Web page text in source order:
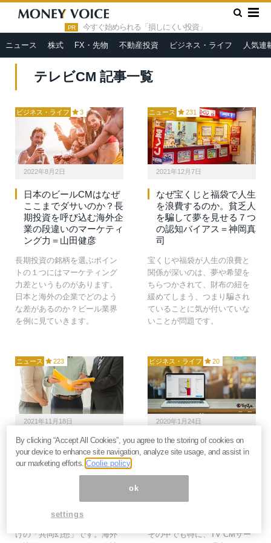
PR 今すぐ始められる「損しにくい投資」
ニュース 株式 FX・先物 不動産投資 ビジネス・ライフ 人気連
HOME » テレビCM
テレビCM 記事一覧
ビジネス・ライフ 3
2022年8月2日
日本のビールCMはなぜ
ここまでダサいのか？長
期投資を呼び込む海外企
業の段違いのマーケティ
ング力＝山田健彦
長期投資の銘柄を選ぶポイン
トの１つにはマーケティング
力差というものがあります。
日本と海外の企業でどのよう
な差があるのか？ビール業界
を例に見ていきます。
ニュース 231
2021年12月7日
なぜ宝くじと福袋で人生
を浪費するのか。貧乏人
を騙して夢を見せる７つ
の認知バイアス＝神岡真
司
宝くじや福袋が人生の浪費と
関係が深いのは、夢や希望を
ちらつかされて、財布の紐を
緩めてしまう、つまり騙され
ていることに気が付いていな
いことが問題です。
ニュース 223
2021年11月18日
無駄の塊「生命保険」な
ぜ欧米より3倍も高い？
保険会社のボッタクリと
偽りの“相互扶助”に気づ
生命保険の加入は必須のよう
に思われていますが、日本だ
けの「共同幻想」です。海外
ビジネス・ライフ 20
2020年1月24日
印刷のラクスルがテレビ
CM事業も好調。同じビ
さらなる成長へ＝シバタ
その中でも特に、TV CMサー
By clicking “Accept All Cookies”, you agree to the storing of cookies on
your device to enhance site navigation, analyze site usage, and assist in
our marketing efforts.Coolie policy
ok
settings